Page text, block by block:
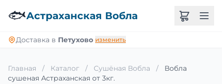
🐟Астраханская Вобла
Доставка в Петухово изменить
Главная / Каталог / Сушёная Вобла /
Вобла
сушеная Астраханская от 3кг.